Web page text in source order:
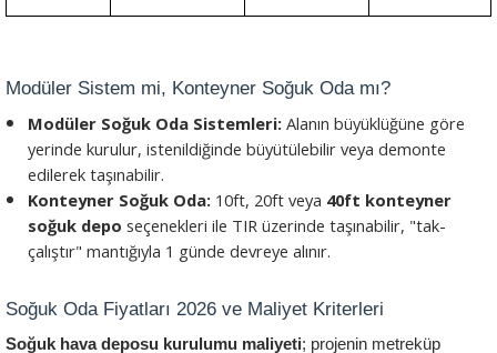
Modüler Sistem mi, Konteyner Soğuk Oda mı?
Modüler Soğuk Oda Sistemleri: Alanın büyüklüğüne göre
yerinde kurulur, istenildiğinde büyütülebilir veya demonte
edilerek taşınabilir.
Konteyner Soğuk Oda: 10ft, 20ft veya 40ft konteyner
soğuk depo seçenekleri ile TIR üzerinde taşınabilir, "tak-
çalıştır" mantığıyla 1 günde devreye alınır.
Soğuk Oda Fiyatları 2026 ve Maliyet Kriterleri
Soğuk hava deposu kurulumu maliyeti; projenin metreküp